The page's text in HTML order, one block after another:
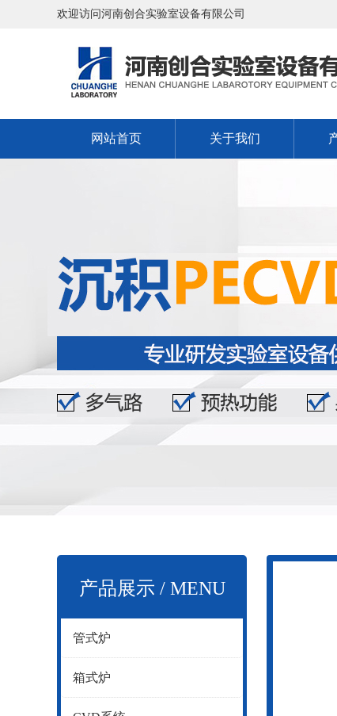
欢迎访问河南创合实验室设备有限公司
网站首页 关于我们
产品展示 / MENU
管式炉
箱式炉